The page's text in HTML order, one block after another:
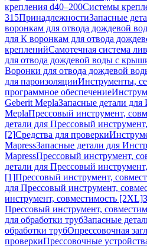
крепления d40–200Системы
315ПринадлежностиЗапасные
воронкам для отвода дождевой
для К воронкам для отвода
крепленийСамотечная система
для отвода дождевой воды с
Воронки для отвода дождевой
для пароизоляцииИнструменты,
программное обеспечение
Geberit MeplaЗапасные детали
MeplaПрессовый инструмент,
детали для Прессовый
[2]Средства для проверки
MapressЗапасные детали для
MapressПрессовый инструмент,
детали для Прессовый
[1]Прессовый инструмент,
для Прессовый инструмент,
инструмент, совместимость [2XL]
Прессовый инструмент,
для обработки трубЗапасные
обработки трубОпрессовочная
проверкиПрессовочные